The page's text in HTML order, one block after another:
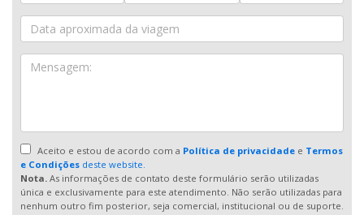
Aceito e estou de acordo com a Política de privacidadee Termos
e Condições deste website.
Nota. As informações de contato deste formulário serão utilizadas
única e exclusivamente para este atendimento. Não serão utilizadas para
nenhum outro fim posterior, seja comercial, institucional ou de suporte.